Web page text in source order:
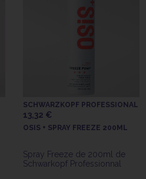
SCHWARZKOPF PROFESSIONAL
13,32 €
OSIS + SPRAY FREEZE 200ML
Spray Freeze de 200ml de
Schwarkopf Professionnal